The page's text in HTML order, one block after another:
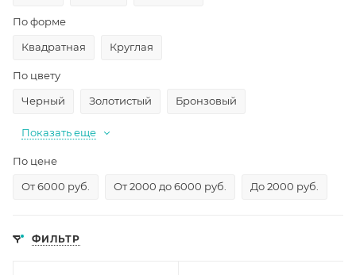
По форме
Квадратная
Круглая
По цвету
Черный
Золотистый Бронзовый
Показать еще
По цене
От 6000 руб.
От 2000 до 6000 руб. До 2000 руб.
ФИЛЬТР